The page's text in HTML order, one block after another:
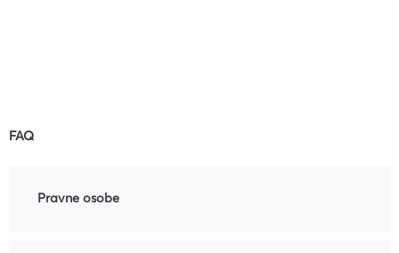
FAQ
Pravne osobe